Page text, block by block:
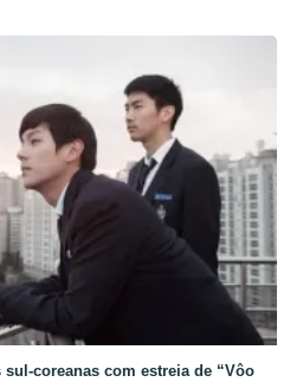
sul-coreanas com estreia de “Vôo